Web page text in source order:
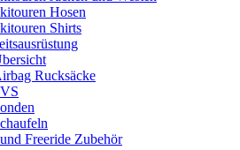
Hosen
Shirts
Rucksäcke
Freeride Zubehör